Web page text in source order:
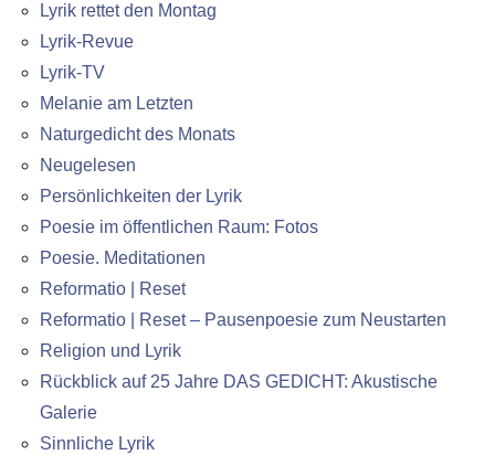
Lyrik rettet den Montag
Lyrik-Revue
Lyrik-TV
Melanie am Letzten
Naturgedicht des Monats
Neugelesen
Persönlichkeiten der Lyrik
Poesie im öffentlichen Raum: Fotos
Poesie. Meditationen
Reformatio | Reset
Reformatio | Reset – Pausenpoesie zum Neustarten
Religion und Lyrik
Rückblick auf 25 Jahre DAS GEDICHT: Akustische
Galerie
Sinnliche Lyrik